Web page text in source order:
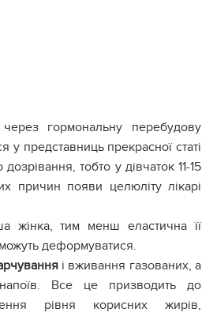
гормональну перебудову
у представниць прекрасної статі
тобто у дівчаток 11-15
причин появи целюліту лікарі
жінка, тим менш еластична її
деформуватися.
і вживання газованих, а
Все це призводить до
рівня корисних жирів,